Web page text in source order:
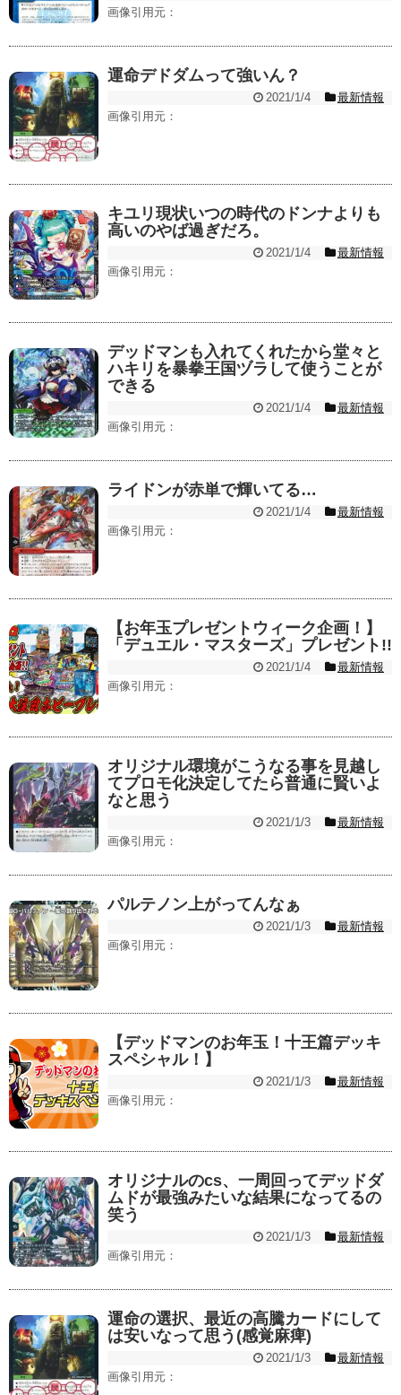
画像引用元：
運命デドダムって強いん？
2021/1/4
最新情報
画像引用元：
キユリ現状いつの時代のドンナよりも
高いのやば過ぎだろ。
2021/1/4
最新情報
画像引用元：
デッドマンも入れてくれたから堂々と
ハキリを暴拳王国ヅラして使うことが
できる
2021/1/4
最新情報
画像引用元：
ライドンが赤単で輝いてる…
2021/1/4
最新情報
画像引用元：
【お年玉プレゼントウィーク企画！】
「デュエル・マスターズ」プレゼント!!
2021/1/4
最新情報
画像引用元：
オリジナル環境がこうなる事を見越し
てプロモ化決定してたら普通に賢いよ
なと思う
2021/1/3
最新情報
画像引用元：
パルテノン上がってんなぁ
2021/1/3
最新情報
画像引用元：
【デッドマンのお年玉！十王篇デッキ
スペシャル！】
2021/1/3
最新情報
画像引用元：
オリジナルのcs、一周回ってデッドダ
ムドが最強みたいな結果になってるの
笑う
2021/1/3
最新情報
画像引用元：
運命の選択、最近の高騰カードにして
は安いなって思う(感覚麻痺)
2021/1/3
最新情報
画像引用元：